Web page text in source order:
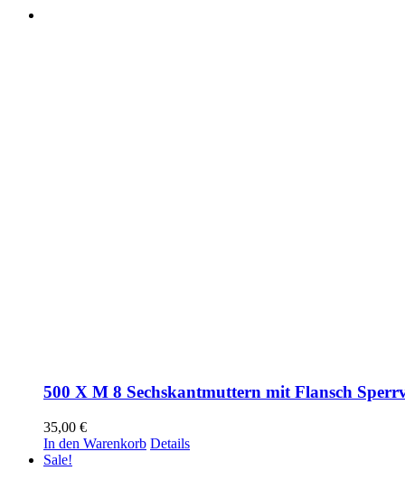
500 X M 8 Sechskantmuttern mit Flansch
35,00 €
In den Warenkorb Details
Sale!